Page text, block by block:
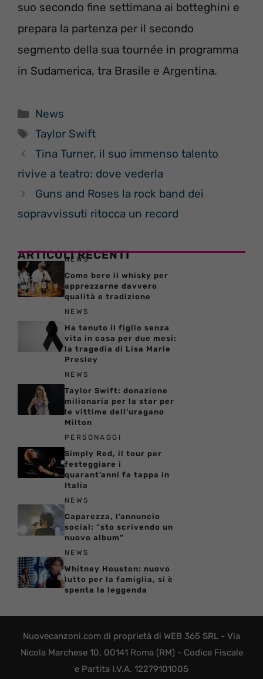
suo secondo fine settimana ai botteghini e
prepara la partenza per il secondo
segmento della sua tournée in programma
in Sudamerica, tra Brasile e Argentina.
Categorie
News
Tag
Taylor Swift
Tina Turner, il suo immenso talento
rivive a teatro: dove vederla
Guns and Roses la rock band dei
sopravvissuti ritocca un record
ARTICOLI RECENTI
NEWS
Come bere il whisky per
apprezzarne davvero
qualità e tradizione
NEWS
Ha tenuto il figlio senza
vita in casa per due mesi:
la tragedia di Lisa Marie
Presley
NEWS
Taylor Swift: donazione
milionaria per la star per
le vittime dell’uragano
Milton
PERSONAGGI
Simply Red, il tour per
festeggiare i
quarant’anni fa tappa in
Italia
NEWS
Caparezza, l’annuncio
social: “sto scrivendo un
nuovo album”
NEWS
Whitney Houston: nuovo
lutto per la famiglia, si è
spenta la leggenda
Nuovecanzoni.com di proprietà di WEB 365 SRL - Via
Nicola Marchese 10, 00141 Roma (RM) - Codice Fiscale
e Partita I.V.A. 12279101005